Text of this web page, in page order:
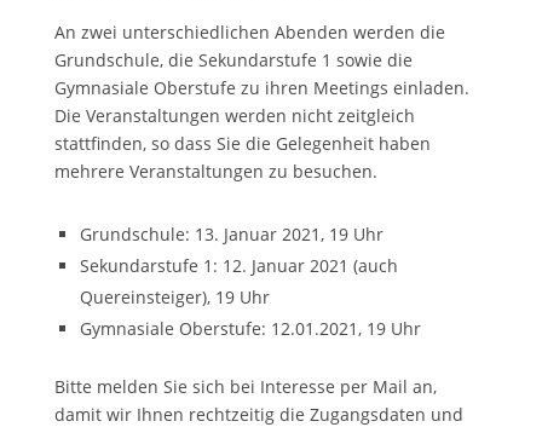
An zwei unterschiedlichen Abenden werden die
Grundschule, die Sekundarstufe 1 sowie die
Gymnasiale Oberstufe zu ihren Meetings einladen.
Die Veranstaltungen werden nicht zeitgleich
stattfinden, so dass Sie die Gelegenheit haben
mehrere Veranstaltungen zu besuchen.
Grundschule: 13. Januar 2021, 19 Uhr
Sekundarstufe 1: 12. Januar 2021 (auch
Quereinsteiger), 19 Uhr
Gymnasiale Oberstufe: 12.01.2021, 19 Uhr
Bitte melden Sie sich bei Interesse per Mail an,
damit wir Ihnen rechtzeitig die Zugangsdaten und